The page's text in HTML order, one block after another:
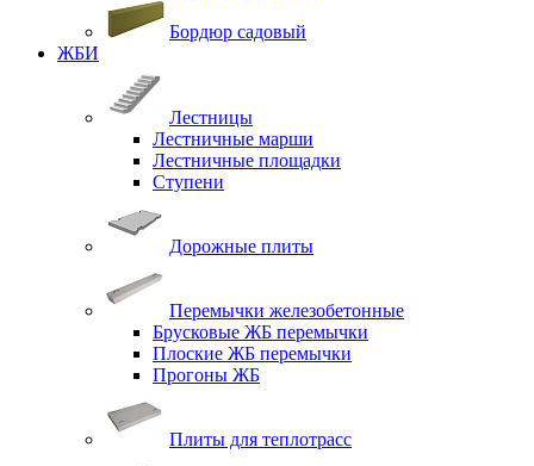
Бордюр садовый
ЖБИ
Лестницы
Лестничные марши
Лестничные площадки
Ступени
Дорожные плиты
Перемычки железобетонные
Брусковые ЖБ перемычки
Плоские ЖБ перемычки
Прогоны ЖБ
Плиты для теплотрасс